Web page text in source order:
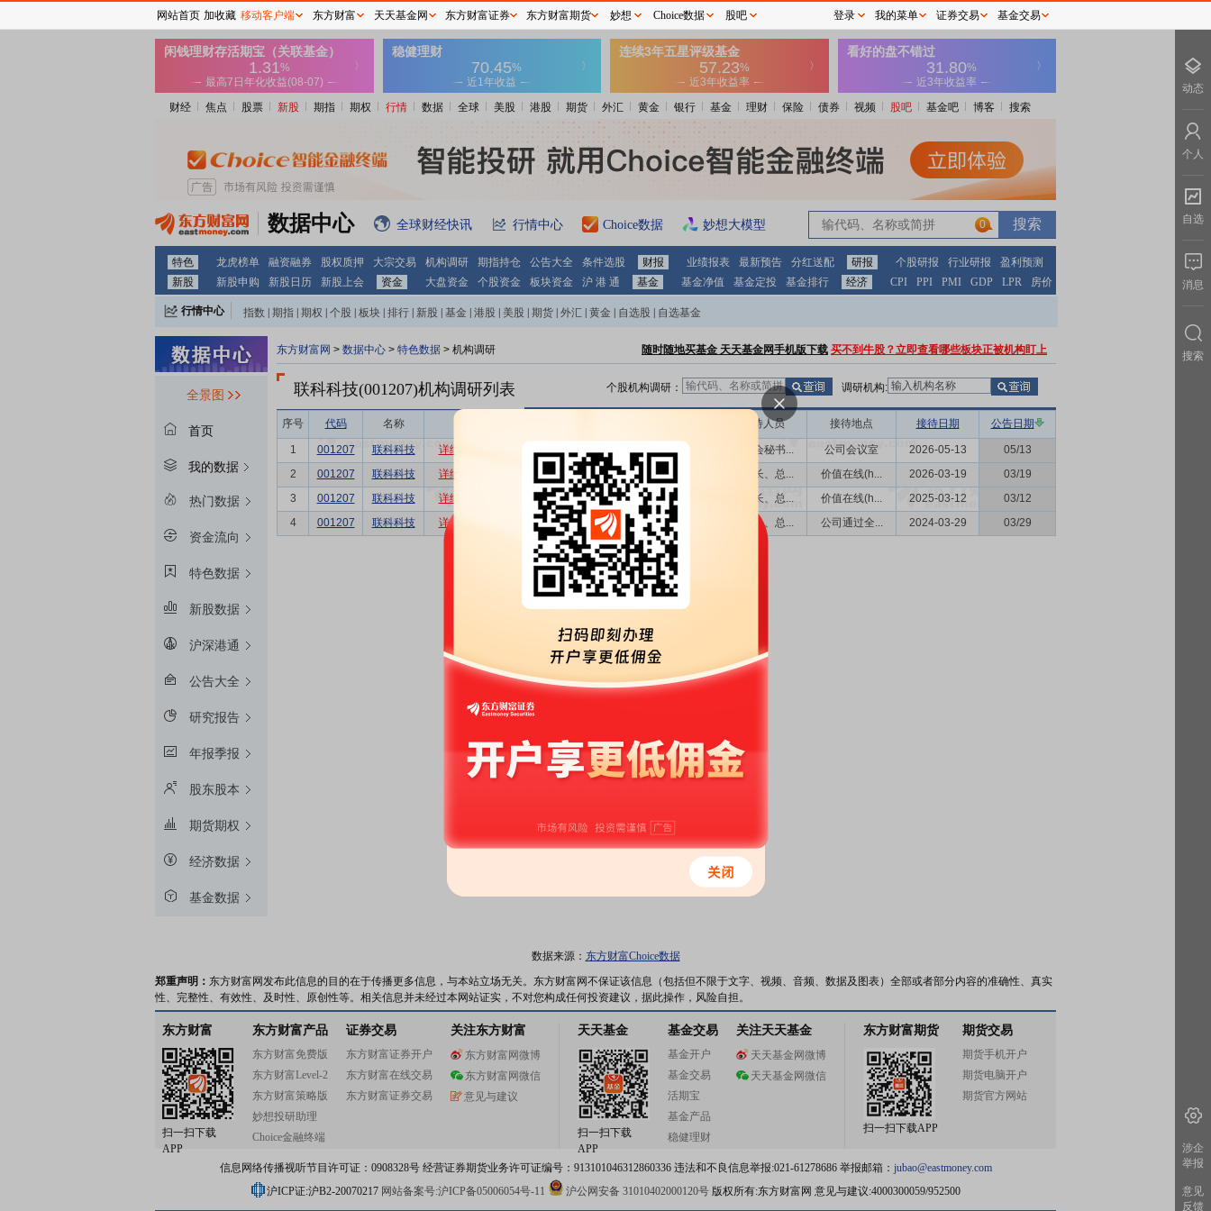
财经 焦点 股票 新股 期指 期权 行情 数据 全球 美股 港股 期货 外汇 黄金 银行 基金 理财 保险 债券 视频 股吧 基金吧 博客 搜索
数据中心 全球财经快讯 行情中心 Choice数据 妙想大模型 0
特色 龙虎榜单 融资融券 股权质押 大宗交易 机构调研 期指持仓 公告大全 条件选股 财报 业绩报表 最新预告 分红送配 研报 个股研报 行业研报
盈利预测
新股
新股申购 新股日历 新股上会 资金 大盘资金 个股资金 板块资金 沪 港 通 基金 基金净值 基金定投 基金排行 经济 CPI PPI PMI GDP LPR 房价
行情中心 指数 期指 期权 个股 板块 排行 新股 基金 港股 美股 期货 外汇 黄金 自选股 自选基金
全景图
首页
我的数据
热门数据
资金流向
特色数据
新股数据
沪深港通
公告大全
研究报告
年报季报
股东股本
期货期权
经济数据
基金数据
东方财富网 > 数据中心 > 特色数据 > 机构调研 随时随地买基金 天天基金网手机版下载 买不到牛股？立即查看哪些板块正被机构盯上
联科科技(001207)机构调研列表 个股机构调研： 调研机构:
序号 代码 名称 接待人员 接待地点 接待日期 公告日期
1 001207 联科科技 详细 6 特定对象调研... 董事会秘书... 公司会议室 2026-05-13
05/13
2
001207 联科科技 详细 1 业绩说明会 董事长、总... 价值在线(h... 2026-03-19
03/19
3
001207 联科科技 详细 1 业绩说明会 董事长、总... 价值在线(h... 2025-03-12
03/12
4
001207 联科科技 详细 1 业绩说明会 董事长、总... 公司通过全... 2024-03-29 03/29
数据来源： 东方财富Choice数据
郑重声明： 东方财富网发布此信息的目的在于传播更多信息，与本站立场无关。东方财富网不保证该信息（包括但不限于文字、视频、音频、数据及图表）全部或者部分内容的准确性、真实
性、完整性、有效性、及时性、原创性等。相关信息并未经过本网站证实，不对您构成任何投资建议，据此操作，风险自担。
东方财富
扫一扫下载
APP
东方财富产品
东方财富免费版
东方财富Level-2
东方财富策略版
妙想投研助理
Choice金融终端
证券交易
东方财富证券开户
东方财富在线交易
东方财富证券交易
关注东方财富
东方财富网微博
东方财富网微信
意见与建议
天天基金
扫一扫下载
APP
基金交易
基金开户
基金交易
活期宝
基金产品
稳健理财
关注天天基金
天天基金网微博
天天基金网微信
东方财富期货
扫一扫下载APP
期货交易
期货手机开户
期货电脑开户
期货官方网站
信息网络传播视听节目许可证：0908328号 经营证券期货业务许可证编号：913101046312860336 违法和不良信息举报:021-61278686 举报邮箱： jubao@eastmoney.com
沪ICP证:沪B2-20070217 网站备案号:沪ICP备05006054号-11 沪公网安备 31010402000120号版权所有:东方财富网 意见与建议:4000300059/952500
网站首页 加收藏 移动客户端 东方财富 天天基金网 东方财富证券 东方财富期货 妙想 Choice数据 股吧 登录 我的菜单 证券交易 基金交易
动态
个人
自选
消息
搜索
涉企
举报
意见
反馈